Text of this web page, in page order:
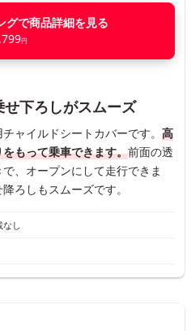
グで商品詳細を見る
円
下ろしがスムーズ
ャイルドシートカバーです。 高
もって乗車できます。前面の透
、オープンにして走行できま
ろしもスムーズです。
なし